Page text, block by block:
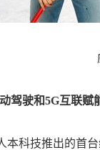
威
驾驶和5G互联赋
科技推出的首台